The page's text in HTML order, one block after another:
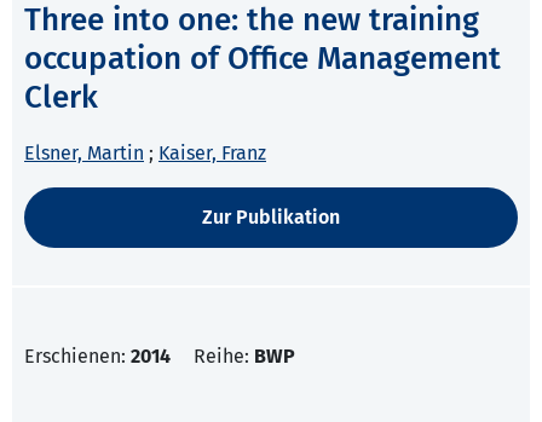
Three into one: the new training
occupation of Office Management
Clerk
Elsner, Martin ; Kaiser, Franz
Zur Publikation
Erschienen: 2014 Reihe: BWP